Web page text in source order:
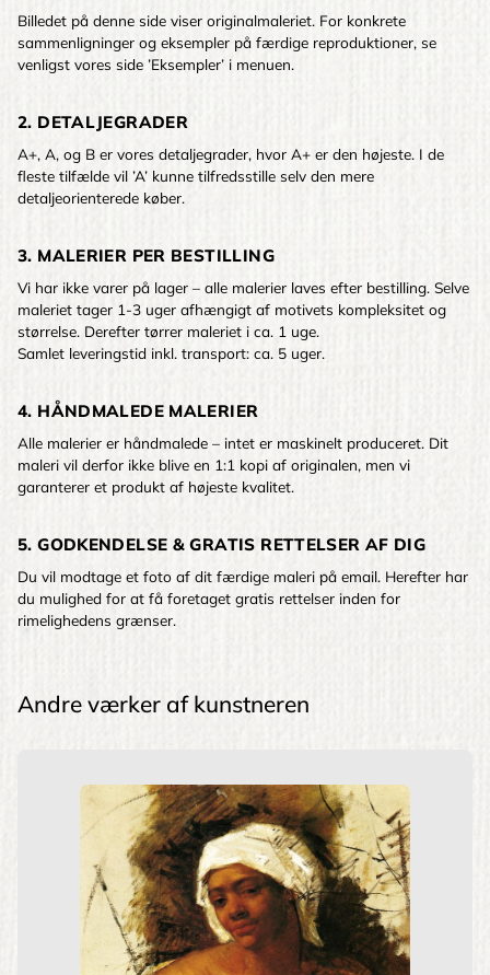
Billedet på denne side viser originalmaleriet. For konkrete
sammenligninger og eksempler på færdige reproduktioner, se
venligst vores side ’Eksempler’ i menuen.
2. DETALJEGRADER
A+, A, og B er vores detaljegrader, hvor A+ er den højeste. I de
fleste tilfælde vil ’A’ kunne tilfredsstille selv den mere
detaljeorienterede køber.
3. MALERIER PER BESTILLING
Vi har ikke varer på lager – alle malerier laves efter bestilling. Selve
maleriet tager 1-3 uger afhængigt af motivets kompleksitet og
størrelse. Derefter tørrer maleriet i ca. 1 uge.
Samlet leveringstid inkl. transport: ca. 5 uger.
4. HÅNDMALEDE MALERIER
Alle malerier er håndmalede – intet er maskinelt produceret. Dit
maleri vil derfor ikke blive en 1:1 kopi af originalen, men vi
garanterer et produkt af højeste kvalitet.
5. GODKENDELSE & GRATIS RETTELSER AF DIG
Du vil modtage et foto af dit færdige maleri på email. Herefter har
du mulighed for at få foretaget gratis rettelser inden for
rimelighedens grænser.
Andre værker af kunstneren